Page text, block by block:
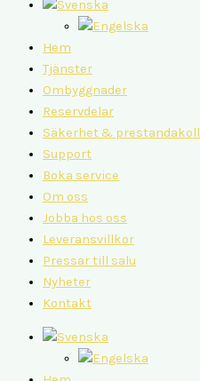
Hem
Tjänster
Ombyggnader
Reservdelar
Säkerhet & prestandakoll
Support
Boka service
Om oss
Jobba hos oss
Leveransvillkor
Pressar till salu
Nyheter
Kontakt